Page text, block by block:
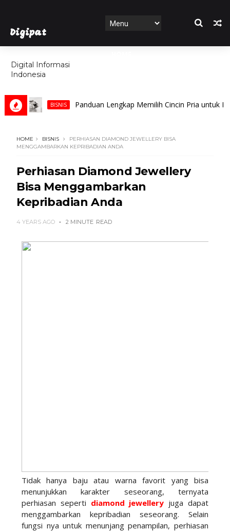
Digipat
Digital Informasi
Indonesia
FEATURES
BISNIS Panduan Lengkap Memilih Cincin Pria untuk
HOME BISNIS
PERHIASAN DIAMOND JEWELLERY BISA
MENGGAMBARKAN KEPRIBADIAN ANDA
Perhiasan Diamond Jewellery
Bisa Menggambarkan
Kepribadian Anda
4 YEARS AGO 2 MINUTE READ
Tidak hanya baju atau warna favorit yang bisa
menunjukkan karakter seseorang, ternyata
perhiasan seperti diamond jewellery juga dapat
menggambarkan kepribadian seseorang. Selain
fungsi nya untuk menunjang penampilan, perhiasan